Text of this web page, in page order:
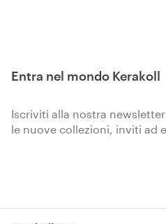
Entra nel mondo Kerakoll
Iscriviti alla nostra
le nuove collezioni, inviti ad